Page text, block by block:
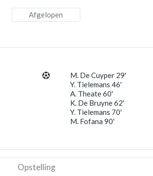
Afgelopen
M. De Cuyper 29'
Y. Tielemans 46'
A. Theate 60'
K. De Bruyne 62'
Y. Tielemans 70'
M. Fofana 90'
Opstelling